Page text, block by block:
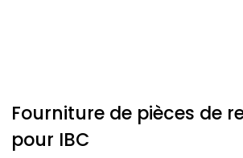
Fourniture de pièces de
pour IBC